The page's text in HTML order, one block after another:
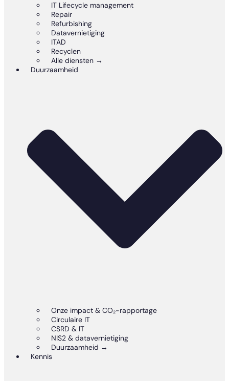
IT Lifecycle management
Repair
Refurbishing
Datavernietiging
ITAD
Recyclen
Alle diensten →
Duurzaamheid
Onze impact & CO₂-rapportage
Circulaire IT
CSRD & IT
NIS2 & datavernietiging
Duurzaamheid →
Kennis